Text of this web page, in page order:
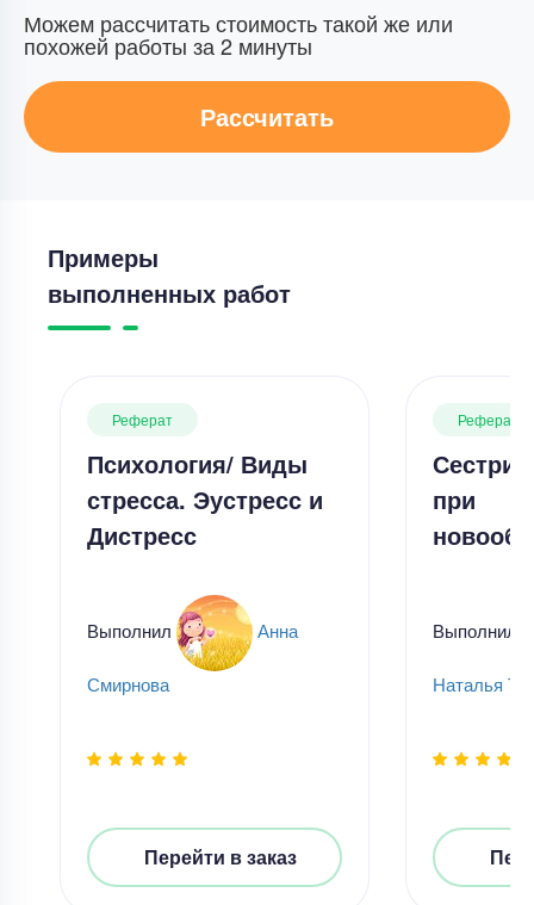
Можем рассчитать стоимость такой же или
похожей работы за 2 минуты
Рассчитать
Примеры
выполненных работ
Реферат
Психология/ Виды
стресса. Эустресс и
Дистресс
Выполнил Анна
Смирнова
Перейти в заказ
Реферат
при
Выполнил
Наталья